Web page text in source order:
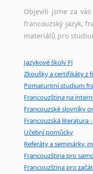
Arabština
Aramejština
Arménština
Bantuské
Barmština
Baskičtina
Běloruština
Bengálština
Bosenština
Bulharština
korpusů, jež
původního zdroje
Mix pomůcek, jež
poradny a pravidla
Objevili jsme za
francouzský jazyk,
materiálů pro
Jazykové školy FJ
Zkoušky a certifikáty z
Pomaturitní studium
Francouzština na
Francouzské slovníky
Francouzská literatura
Učební pomůcky
Referáty a seminárky,
Francouzština pro
Francouzština pro